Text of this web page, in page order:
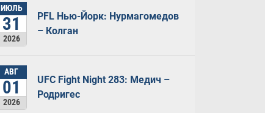
ИЮЛЬ
31
2026
PFL Нью-Йорк: Нурмагомедов
– Колган
АВГ
01
2026
UFC Fight Night 283: Медич –
Родригес